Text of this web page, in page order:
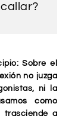
Sobre el
no juzga
ni la
como
trasciende a